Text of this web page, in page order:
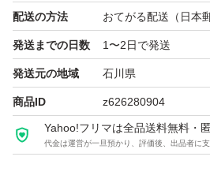
トラス精油の香り。
ブランド：DUO（コスメ）
DUO ザ クレンジングバーム ブラ
落とし 毛穴の黒ずみが気になる方
配送の方法 おてがる配送（日本
発送までの日数 1〜2日で発送
発送元の地域 石川県
商品ID z626280904
Yahoo!フリマは全品送料無料・
代金は運営が一旦預かり、評価後、出品者に